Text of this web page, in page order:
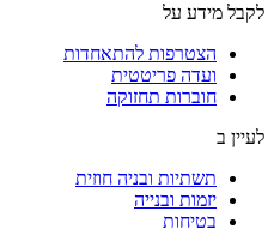
לקבל מידע על
הצטרפות להתאחדות
ועדה פריטטית
חוברות תחזוקה
לעיין ב
תשתיות ובניה חוזית
יזמות ובנייה
בטיחות